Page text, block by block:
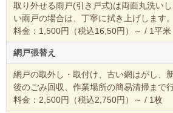
取り外せる雨戸(引き戸式)は両面丸洗い
い雨戸の場合は、丁寧に拭き上げします。
料金：1,500円（税込16,50円）～ / 1平米
網戸張替え
網戸の取外し・取付け、古い網はがし、
後のごみ回収、作業場所の簡易清掃まで行
料金：2,500円（税込2,750円）～ / 1枚